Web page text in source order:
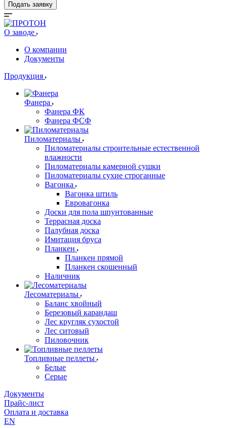
Подать заявку
О заводе
О компании
Документы
Продукция
Фанера
Фанера ФК
Фанера ФСФ
Пиломатериалы
Пиломатериалы строительные естественной
влажности
Пиломатериалы камерной сушки
Пиломатериалы сухие строганные
Вагонка
Вагонка штиль
Евровагонка
Доски для пола шпунтованные
Террасная доска
Палубная доска
Имитация бруса
Планкен
Планкен прямой
Планкен скошенный
Наличник
Лесоматериалы
Баланс хвойный
Березовый карандаш
Лес кругляк сухостой
Лес ситовый
Пиловочник
Топливные пеллеты
Белые
Серые
Документы
Прайс-лист
Оплата и доставка
EN